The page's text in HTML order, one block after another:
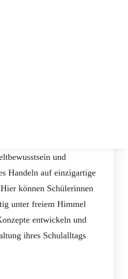
am
Lernen unter
neue Maßstäbe in
hat kürzlich ein
und
Handeln auf einzigartige
können Schülerinnen
unter freiem Himmel
entwickeln und
ihres Schulalltags